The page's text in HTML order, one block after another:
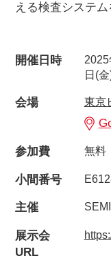
える検査システム
開催日時
日(
会場 東京
参加費 無料
小間番号
主催 SEMI
展示会
URL